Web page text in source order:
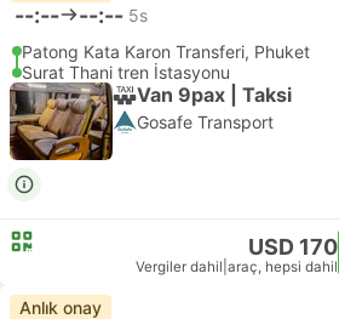
--:-- --:-- 5s
Patong Kata Karon Transferi, Phuket
Surat Thani tren İstasyonu
Van 9pax | Taksi
Gosafe Transport
USD 170
Vergiler dahil araç, hepsi dahil
Anlık onay